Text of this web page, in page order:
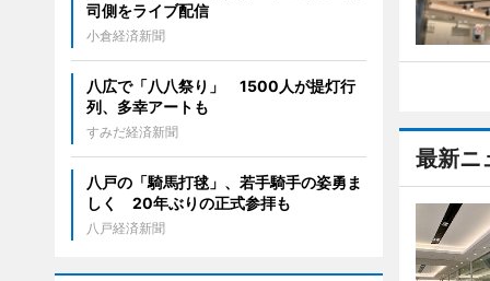
最新ニ
司側をライブ配信
小倉経済新聞
八広で「八八祭り」 1500人が提灯行
列、多幸アートも
すみだ経済新聞
八戸の「騎馬打毬」、若手騎手の姿勇ま
しく 20年ぶりの正式参拝も
八戸経済新聞